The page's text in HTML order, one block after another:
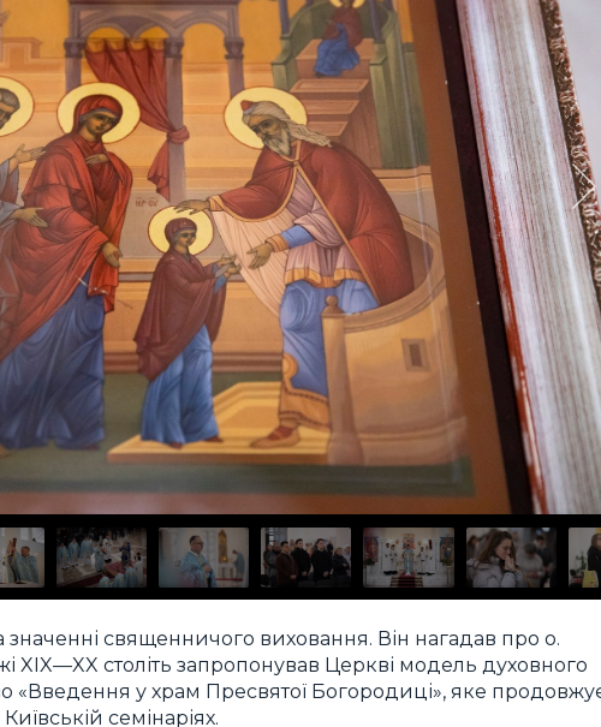
священничого виховання. Він нагадав про о.
XIX—XX століть запропонував Церкві модель духовного
у храм Пресвятої Богородиці», яке
семінаріях.